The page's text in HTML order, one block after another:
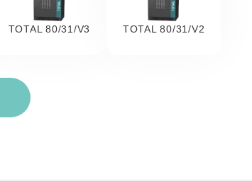
TOTAL 80/31/V3 TOTAL 80/31/V2